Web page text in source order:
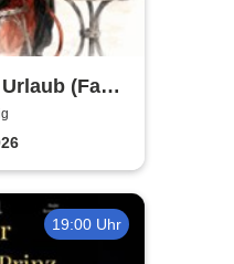
(Fast)
19:00 Uhr